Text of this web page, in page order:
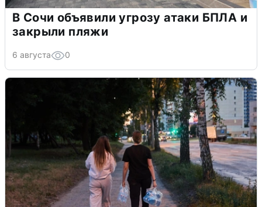
В Сочи объявили угрозу атаки БПЛА и
закрыли пляжи
6 августа 0